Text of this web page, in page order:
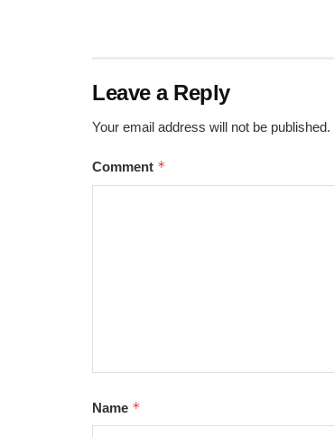
Leave a Reply
Your email address will not be published.
Comment *
Name *